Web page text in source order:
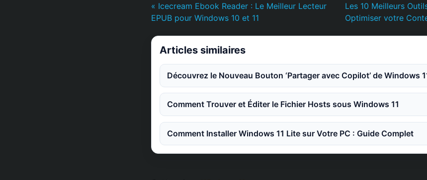
« Icecream Ebook Reader : Le Meilleur Lecteur
EPUB pour Windows 10 et 11
Les 10 Meilleurs
Optimiser votre
Articles similaires
Découvrez le Nouveau Bouton ‘Partager avec Copilot’ de Windows
Comment Trouver et Éditer le Fichier Hosts sous Windows 11
Comment Installer Windows 11 Lite sur Votre PC : Guide Complet